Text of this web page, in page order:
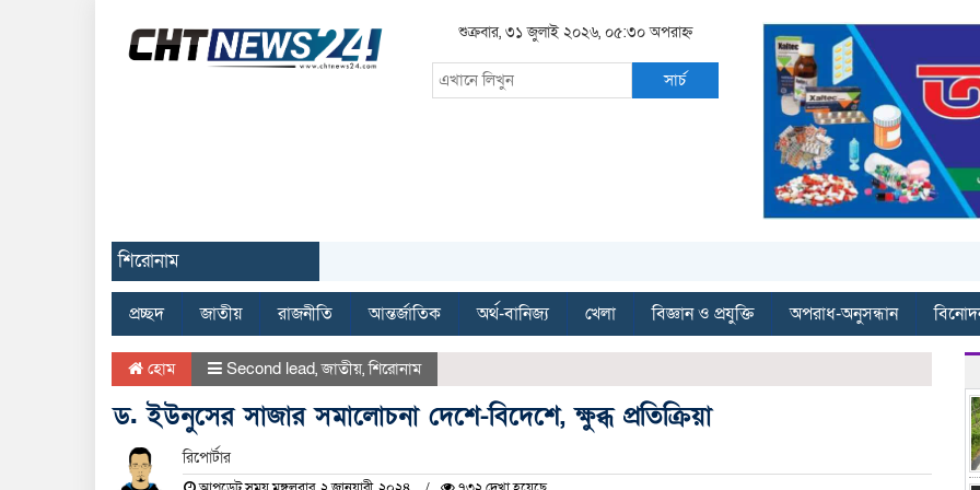
শুক্রবার, ৩১ জুলাই ২০২৬, ০৫:৩০ অপরাহ্ন
সার্চ
শিরোনাম
প্রচ্ছদ জাতীয় রাজনীতি আন্তর্জাতিক অর্থ-বানিজ্য খেলা বিজ্ঞান ও প্রযুক্তি অপরাধ-অনুসন্ধান
হোম Second lead,জাতীয়,শিরোনাম
ড. ইউনুসের সাজার সমালোচনা দেশে-বিদেশে, ক্ষুব্ধ প্রতিক্রিয়া
রিপোর্টার